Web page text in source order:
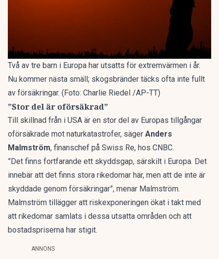
Två av tre barn i Europa har utsatts för extremvärmen i år.
Nu kommer nästa smäll; skogsbränder täcks ofta inte fullt
av försäkringar. (Foto: Charlie Riedel /AP-TT)
”Stor del är oförsäkrad”
Till skillnad från i USA är en stor del av Europas tillgångar
oförsäkrade mot naturkatastrofer, säger Anders
Malmström, finanschef på Swiss Re, hos CNBC.
”Det finns fortfarande ett skyddsgap, särskilt i Europa. Det
innebär att det finns stora rikedomar här, men att de inte är
skyddade genom försäkringar”, menar Malmström.
Malmström tillägger att riskexponeringen ökat i takt med
att rikedomar samlats i dessa utsatta områden och att
bostadspriserna har stigit.
ANNONS